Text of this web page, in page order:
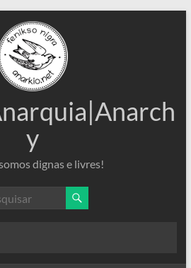
y
dignas e livres!